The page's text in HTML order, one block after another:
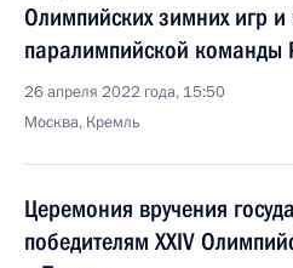
Олимпийских зимних игр
паралимпийской команды
26 апреля 2022 года, 15:50
Москва, Кремль
Церемония вручения
победителям XXIV